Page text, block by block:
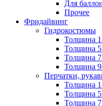
Для
Прочее
Фридайвинг
Гидрокостюмы
Толщина
Толщина
Толщина
Толщина
Перчатки,
Толщина
Толщина
Толщина